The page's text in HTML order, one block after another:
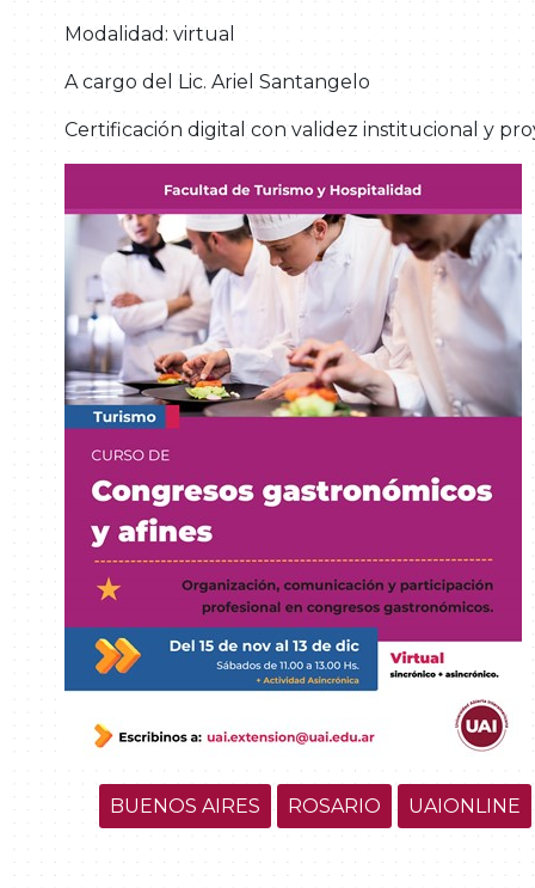
Modalidad: virtual
A cargo del Lic. Ariel Santangelo
Certificación digital con validez institucional y
BUENOS AIRES ROSARIO UAIONLINE